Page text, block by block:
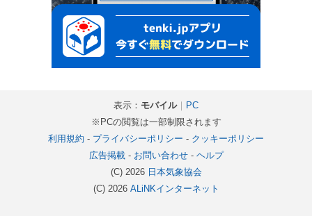
表示： モバイル｜ PC
※PCの閲覧は一部制限されます
利用規約 - プライバシーポリシー - クッキーポリシー
広告掲載- お問い合わせ- ヘルプ
(C) 2026 日本気象協会
(C) 2026 ALiNKインターネット